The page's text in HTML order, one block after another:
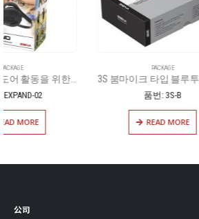
3S 붐마이크 타입 블루투스 헤드셋
公司